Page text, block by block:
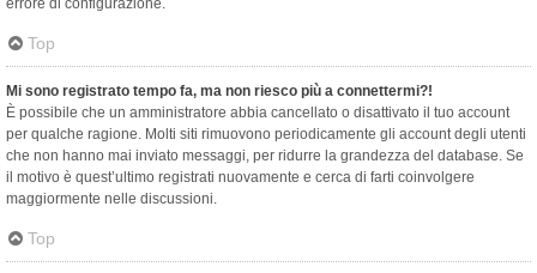
errore di configurazione.
Top
Mi sono registrato tempo fa, ma non riesco più a connettermi?!
È possibile che un amministratore abbia cancellato o disattivato il tuo account
per qualche ragione. Molti siti rimuovono periodicamente gli account degli utenti
che non hanno mai inviato messaggi, per ridurre la grandezza del database. Se
il motivo è quest’ultimo registrati nuovamente e cerca di farti coinvolgere
maggiormente nelle discussioni.
Top